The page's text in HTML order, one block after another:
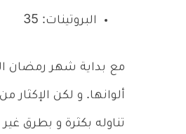
البروتينات: 35
مع بداية شهر رمضان
ألوانها. و لكن
تناوله بكثرة و بطرق